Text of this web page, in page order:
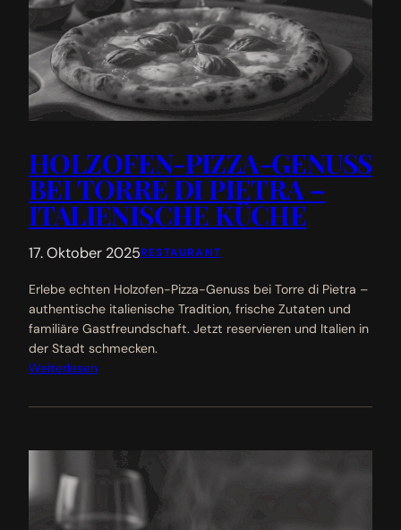
HOLZOFEN-PIZZA-GENUSS
BEI TORRE DI PIETRA –
ITALIENISCHE KÜCHE
17. Oktober 2025RESTAURANT
Erlebe echten Holzofen-Pizza-Genuss bei Torre di Pietra –
authentische italienische Tradition, frische Zutaten und
familiäre Gastfreundschaft. Jetzt reservieren und Italien in
der Stadt schmecken.
Weiterlesen